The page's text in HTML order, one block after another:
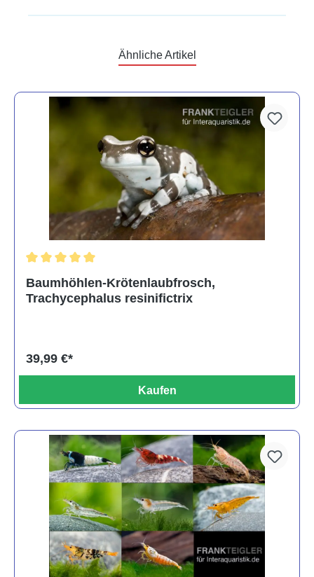
Ähnliche Artikel
Baumhöhlen-Krötenlaubfrosch,
Trachycephalus resinifictrix
39,99 €*
Kaufen